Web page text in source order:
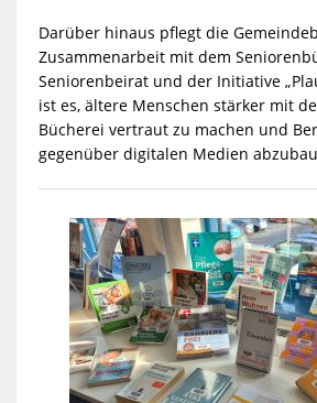
Darüber hinaus pflegt die
Zusammenarbeit mit dem
Seniorenbeirat und der Initiative
ist es, ältere Menschen stärker mit
Bücherei vertraut zu machen und
gegenüber digitalen Medien